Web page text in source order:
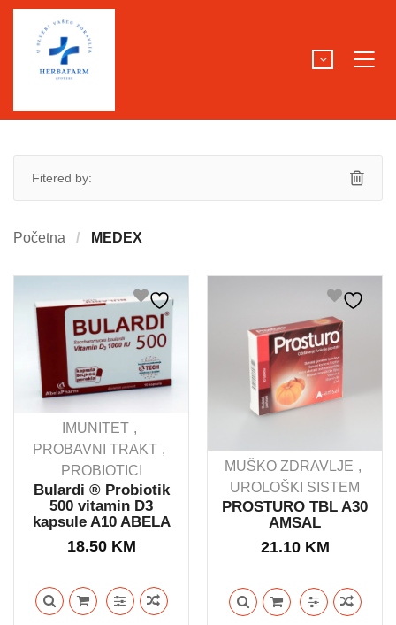
Fitered by:
Početna MEDEX
IMUNITET
PROBAVNI TRAKT
PROBIOTICI
Bulardi ® Probiotik
500 vitamin D3
kapsule A10 ABELA
18.50 KM
MUŠKO ZDRAVLJE
UROLOŠKI SISTEM
PROSTURO TBL A30
AMSAL
21.10 KM